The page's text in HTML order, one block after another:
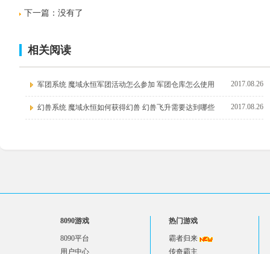
下一篇：没有了
相关阅读
军团系统 魔域永恒军团活动怎么参加 军团仓库怎么使用 2017.08.26
幻兽系统 魔域永恒如何获得幻兽 幻兽飞升需要达到哪些 2017.08.26
8090游戏
8090平台
用户中心
热门游戏
霸者归来
传奇霸主